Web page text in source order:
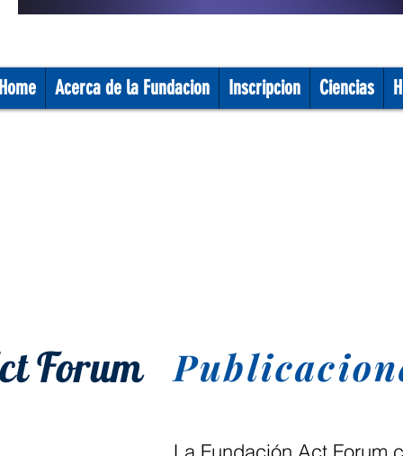
Acerca de la Fundacion Inscripcion Ciencias
Forum